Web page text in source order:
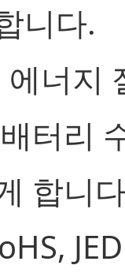
니다.
에너지
터리
합니